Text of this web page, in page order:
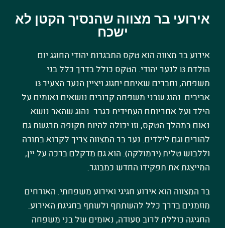
אירועי בר מצווה שהנסיך הקטן לא
ישכח
אירוע בר מצווה הוא טקס התבגרות יהודי החוגג יום
הולדת 13 לנער יהודי. הטקס כולל בדרך כלל בני
משפחה, וחברים שאיתם יחגוג ויציין הנער הצעיר 13
אביבים. נהוג שבני משפחה קרובים נושאים נאומים על
הילד ועל אחריותם העתידית כגבר. נהוג שהאב נושא
נאום במהלך הטקס, וזו יכולה להיות תקופה מרגשת גם
להורים וגם לילדים. נער בר המצווה צריך לקרוא בתורה
וללבוש טלית (ירמולקה). הוא גם מדקלם ברכה על יין,
המייצגת את תפקידו החדש כמבוגר.
בר המצווה הוא אירוע חגיגי ואירוע משפחתי. האורחים
מוזמנים בדרך כלל להשתתף ולשתף בחגיגת האירוע.
החגיגה כוללת לרוב סעודה, נאומים של בני משפחה